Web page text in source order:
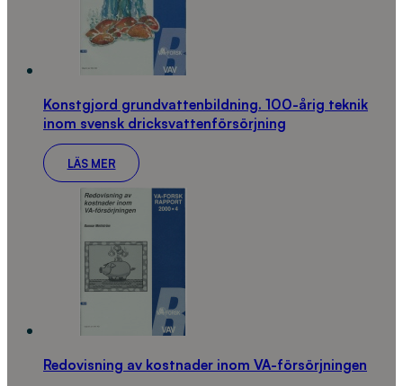
Konstgjord grundvattenbildning. 100-årig teknik
inom svensk dricksvattenförsörjning
LÄS MER
Redovisning av kostnader inom VA-försörjningen